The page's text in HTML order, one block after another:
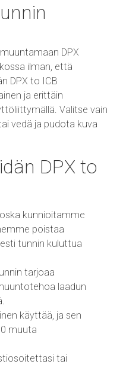
DPX
ilman, että
DPX to ICB
ja erittäin
Valitse vain
vedä ja pudota kuva
DPX to
kunnioitamme
poistaa
tunnin kuluttua
tarjoaa
laadun
käyttää, ja sen
muuta
tai